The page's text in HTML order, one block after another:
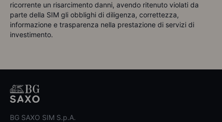
ricorrente un risarcimento danni, avendo ritenuto violati da
parte della SIM gli obblighi di diligenza, correttezza,
informazione e trasparenza nella prestazione di servizi di
investimento.
BG SAXO SIM S.p.A.